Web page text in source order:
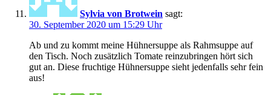
Sylvia von Brotwein sagt:
30. September 2020 um 15:29 Uhr
Ab und zu kommt meine Hühnersuppe als Rahmsuppe auf
den Tisch. Noch zusätzlich Tomate reinzubringen hört sich
gut an. Diese fruchtige Hühnersuppe sieht jedenfalls sehr fein
aus!